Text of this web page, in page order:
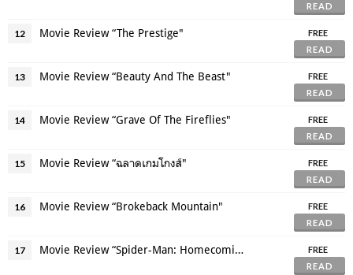
READ
12 Movie Review “The Prestige"
FREE
READ
13 Movie Review “Beauty And The Beast"
FREE
READ
14 Movie Review “Grave Of The Fireflies"
FREE
READ
15 Movie Review “ฉลาดเกมโกงส์"
FREE
READ
16 Movie Review “Brokeback Mountain"
FREE
READ
17 Movie Review “Spider-Man: Homecoming"
FREE
READ